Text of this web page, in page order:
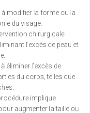
à modifier la forme ou la
du visage.
chirurgicale
l’excès de peau et
éliminer l’excès de
du corps, telles que
implique
augmenter la taille ou